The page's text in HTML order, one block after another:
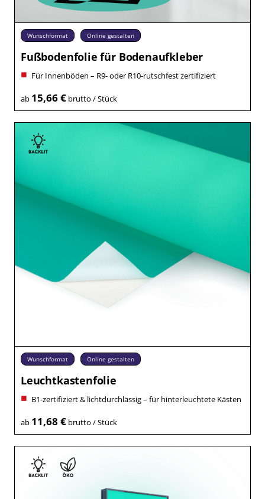
Wunschformat Online gestalten
Fußbodenfolie für Bodenaufkleber
Für Innenböden – R9- oder R10-rutschfest zertifiziert
ab 15,66 €brutto / Stück
Wunschformat Online gestalten
Leuchtkastenfolie
B1-zertifiziert & lichtdurchlässig – für hinterleuchtete Kästen
ab 11,68 €brutto / Stück